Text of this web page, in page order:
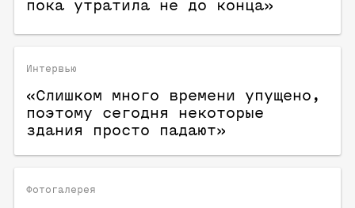
пока утратила не до конца»
Интервью
«Слишком много времени упущено,
поэтому сегодня некоторые
здания просто падают»
Фотогалерея